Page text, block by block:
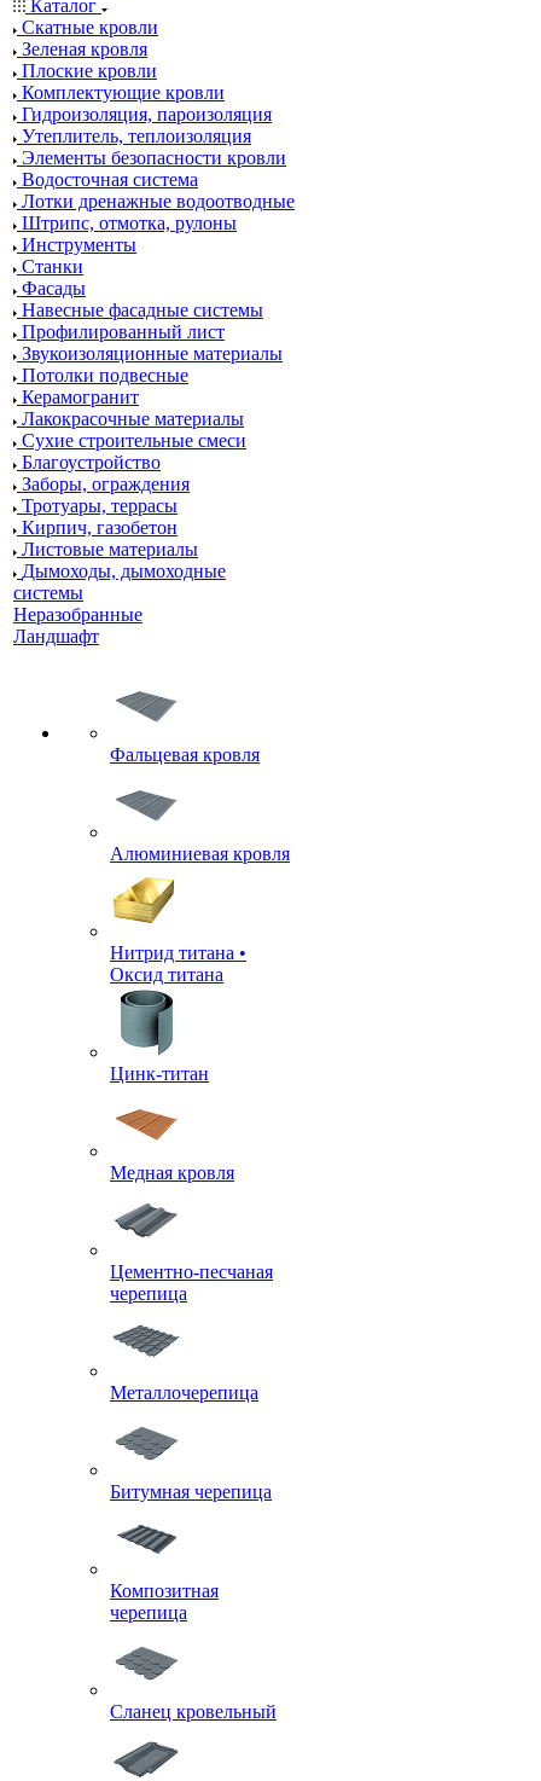
Каталог
Скатные кровли
Зеленая кровля
Плоские кровли
Комплектующие кровли
Гидроизоляция, пароизоляция
Утеплитель, теплоизоляция
Элементы безопасности кровли
Водосточная система
Лотки дренажные водоотводные
Штрипс, отмотка, рулоны
Инструменты
Станки
Фасады
Навесные фасадные системы
Профилированный лист
Звукоизоляционные материалы
Потолки подвесные
Керамогранит
Лакокрасочные материалы
Сухие строительные смеси
Благоустройство
Заборы, ограждения
Тротуары, террасы
Кирпич, газобетон
Листовые материалы
Дымоходы, дымоходные
системы
Неразобранные
Ландшафт
Фальцевая кровля
Алюминиевая кровля
Нитрид титана •
Оксид титана
Цинк-титан
Медная кровля
Цементно-песчаная
черепица
Металлочерепица
Битумная черепица
Композитная
черепица
Сланец кровельный